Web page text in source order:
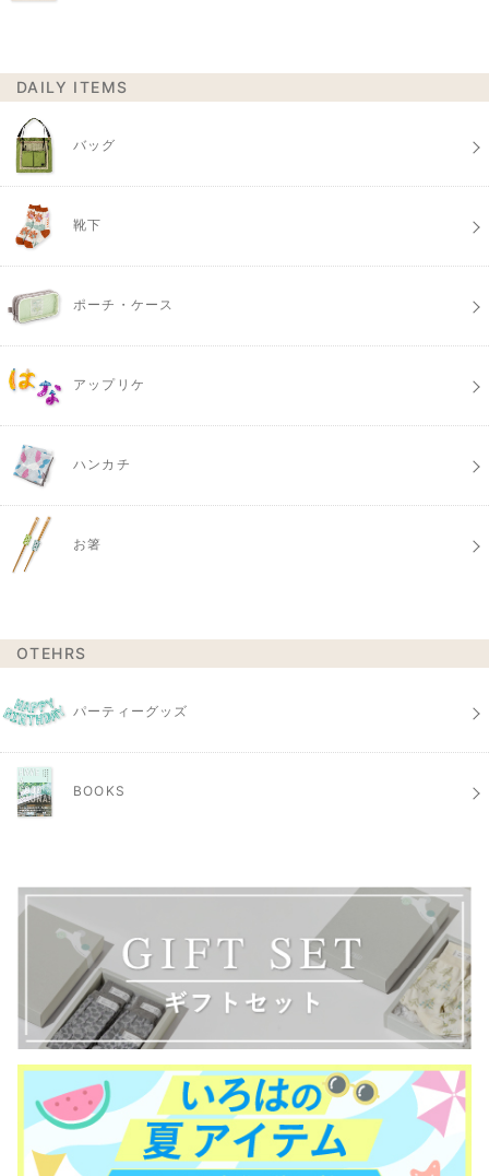
DAILY ITEMS
バッグ
靴下
ポーチ・ケース
アップリケ
ハンカチ
お箸
OTEHRS
パーティーグッズ
BOOKS